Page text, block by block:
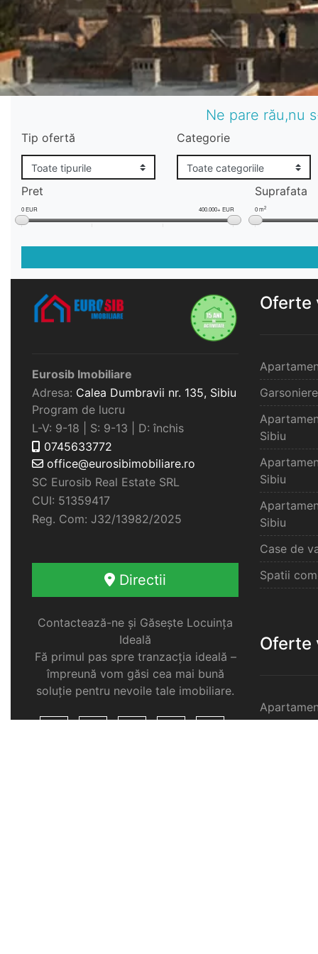
Ne pare rău,nu
Tip ofertă Categorie
Pret
0 EUR 400.000+ EUR
Suprafata
0 m2
Eurosib Imobiliare
Adresa: Calea Dumbravii nr. 135, Sibiu
Program de lucru
L-V: 9-18 | S: 9-13 | D: închis
0745633772
office@eurosibimobiliare.ro
SC Eurosib Real Estate SRL
CUI: 51359417
Reg. Com: J32/13982/2025
Directii
Contactează-ne și Găsește Locuința
Ideală
Fă primul pas spre tranzacția ideală –
împreună vom găsi cea mai bună
soluție pentru nevoile tale imobiliare.
Oferte
Sibiu
Sibiu
Sibiu
Case de
Spatii
Oferte